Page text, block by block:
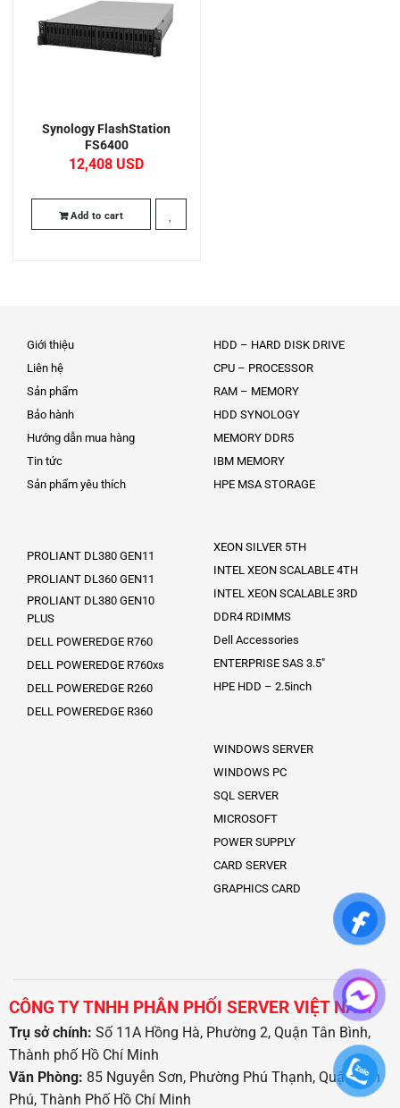
Synology FlashStation
FS6400
12,408
Add to cart
Giới thiệu
Liên hệ
Sản phẩm
Bảo hành
Hướng dẫn mua hàng
Tin tức
Sản phẩm yêu thích
PROLIANT DL380 GEN11
PROLIANT DL360 GEN11
PROLIANT DL380 GEN10
PLUS
DELL POWEREDGE R760
DELL POWEREDGE R760xs
DELL POWEREDGE R260
DELL POWEREDGE R360
HDD – HARD DISK DRIVE
CPU – PROCESSOR
RAM – MEMORY
HDD SYNOLOGY
MEMORY DDR5
IBM MEMORY
HPE MSA STORAGE
XEON SILVER 5TH
INTEL XEON SCALABLE 4TH
INTEL XEON SCALABLE 3RD
DDR4 RDIMMS
Dell Accessories
ENTERPRISE SAS 3.5″
HPE HDD – 2.5inch
WINDOWS SERVER
WINDOWS PC
SQL SERVER
MICROSOFT
POWER SUPPLY
CARD SERVER
GRAPHICS CARD
CÔNG TY TNHH PHÂN PHỐI SERVER VIỆT NAM
Trụ sở chính: Số 11A Hồng Hà, Phường 2, Quận Tân Bình,
Thành phố Hồ Chí Minh
Văn Phòng: 85 Nguyễn Sơn, Phường Phú Thạnh, Quận Tân
Phú, Thành Phố Hồ Chí Minh